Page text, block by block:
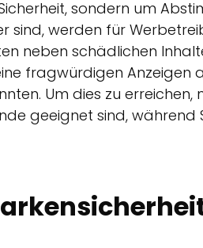
sondern um
sind, werden für
neben schädlichen
fragwürdigen Anzeigen
Um dies zu erreichen,
geeignet sind, während